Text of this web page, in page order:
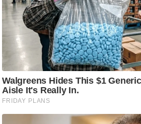
/
फै
श
रे
लू
नु
स्खे